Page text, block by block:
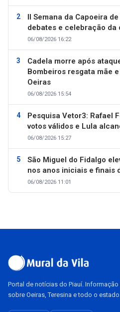
II Semana da Capoeira
debates e celebração
06/08/2026 16:22
Cadela morre após
Bombeiros resgata mãe
Oeiras
06/08/2026 15:54
Pesquisa Vetor3: Rafael
votos válidos e Lula
06/08/2026 15:27
São Miguel do Fidalgo
nos anos iniciais e finais
06/08/2026 11:01
Portal de notícias do Piauí. Informação
sobre Oeiras, Teresina e todo o